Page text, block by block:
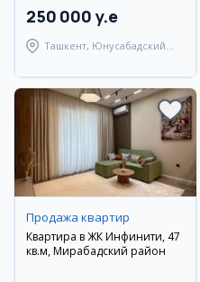
250 000 y.e
Ташкент, Юнусабадский
Продажа квартир
Квартира в ЖК Инфинити, 47
кв.м, Мирабадский район